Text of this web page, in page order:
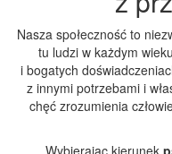
Nasza społeczność to
tu ludzi w każdym
i bogatych
z innymi potrzebami i
chęć zrozumienia